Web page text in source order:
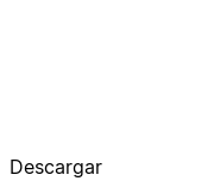
Descargar